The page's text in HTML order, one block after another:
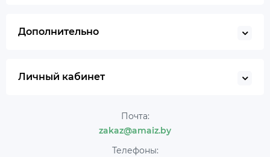
Дополнительно
Личный кабинет
Почта:
zakaz@amaiz.by
Телефоны: